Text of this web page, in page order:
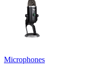
Microphones